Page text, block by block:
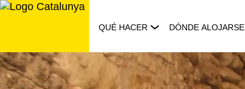
Saltar
QUÉ HACER DÓNDE ALOJARSE